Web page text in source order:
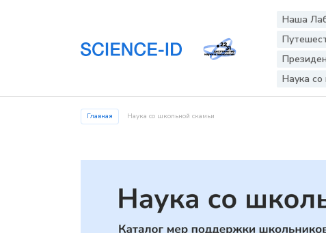
Наша
Наука со
Главная Наука со школьной скамьи